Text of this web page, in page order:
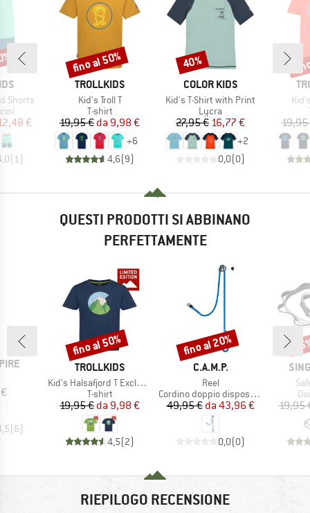
Shorts
prodotti
ridotto
€
( 1)
MARCHIO
TROLLKIDS
Articolo
Kid's Troll T
Gruppo di prodotti
T-shirt
Prezzo
19,95 € Prezzo ridotto
da 9,98 €
+6
4,6(9)
Sconto
fino al 50%
MARCHIO
COLOR KIDS
Articolo
Kid's T-Shirt with Print
Gruppo di prodotti
Lycra
Prezzo
27,95 € Prezzo ridotto
16,77 €
+2
0,0(0)
Sconto
40%
19,95
QUESTI PRODOTTI SI ABBINANO
PERFETTAMENTE
(6)
MARCHIO
TROLLKIDS
Articolo
Kid's Halsafjord T Exclusive
Gruppo di prodotti
T-shirt
Prezzo
19,95 € Prezzo ridotto
da 9,98 €
4,5(2)
Sconto
fino al 50%
MARCHIO
C.A.M.P.
Articolo
Reel
Gruppo di prodotti
Cordino doppio dispositivo di sosta
Prezzo
49,95 € Prezzo ridotto
da 43,96 €
0,0(0)
Sconto
fino al 20%
19,95
RIEPILOGO RECENSIONE